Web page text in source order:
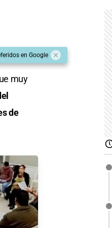
en Google
muy
de